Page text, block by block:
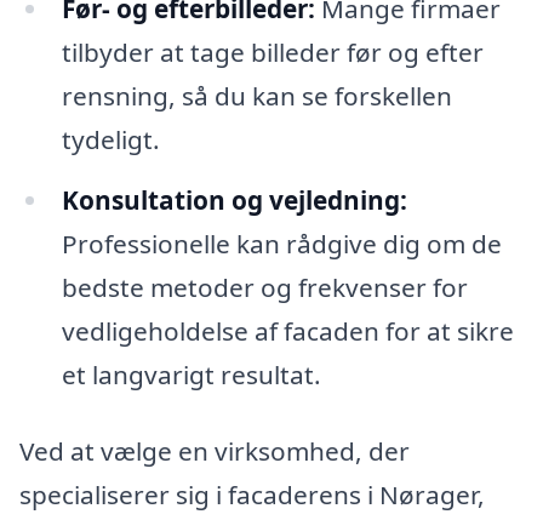
Før- og efterbilleder: Mange firmaer
tilbyder at tage billeder før og efter
rensning, så du kan se forskellen
tydeligt.
Konsultation og vejledning:
Professionelle kan rådgive dig om de
bedste metoder og frekvenser for
vedligeholdelse af facaden for at sikre
et langvarigt resultat.
Ved at vælge en virksomhed, der
specialiserer sig i facaderens i Nørager,